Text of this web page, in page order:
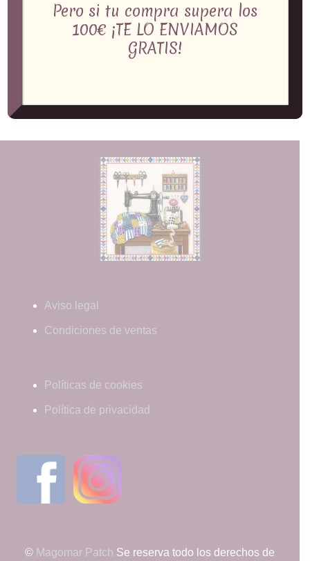
Aviso legal
Condiciones de ventas
Políticas de cookies
Política de privacidad
© Magomar Patch Se reserva todo los derechos de
Pero si tu compra supera los
100€ ¡TE LO ENVIAMOS
GRATIS!